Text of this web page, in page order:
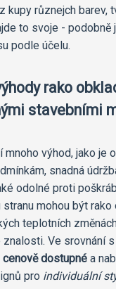
kupy různejch barev,
to svoje - podobně
podle účelu.
rako
stavebními
mnoho výhod, jako je
snadná
odolné proti
stranu mohou být
teplotních
znalosti. Ve srovnání
cenově dostupné a
pro individuální